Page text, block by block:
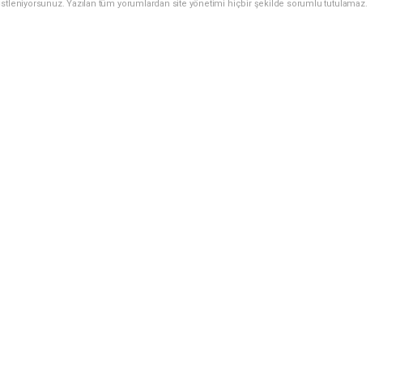
Yazılan tüm yorumlardan site yönetimi hiçbir şekilde sorumlu tutulamaz.